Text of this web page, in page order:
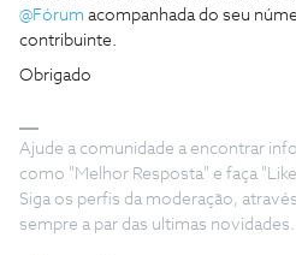
@Fórum acompanhada do seu
contribuinte.
Obrigado
Ajude a comunidade a encontrar
como "Melhor Resposta" e faça
Siga os perfis da moderação,
sempre a par das ultimas novidades.